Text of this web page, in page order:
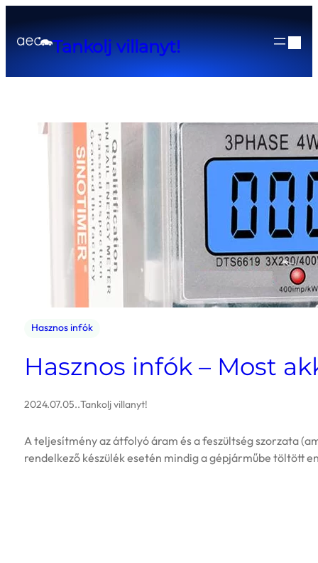
Tankolj villanyt!
Hasznos infók
Hasznos infók – Most
2024.07.05..Tankolj villanyt!
A teljesítmény az átfolyó áram és a feszültség szorzata
rendelkező készülék esetén mindig a gépjárműbe töltött